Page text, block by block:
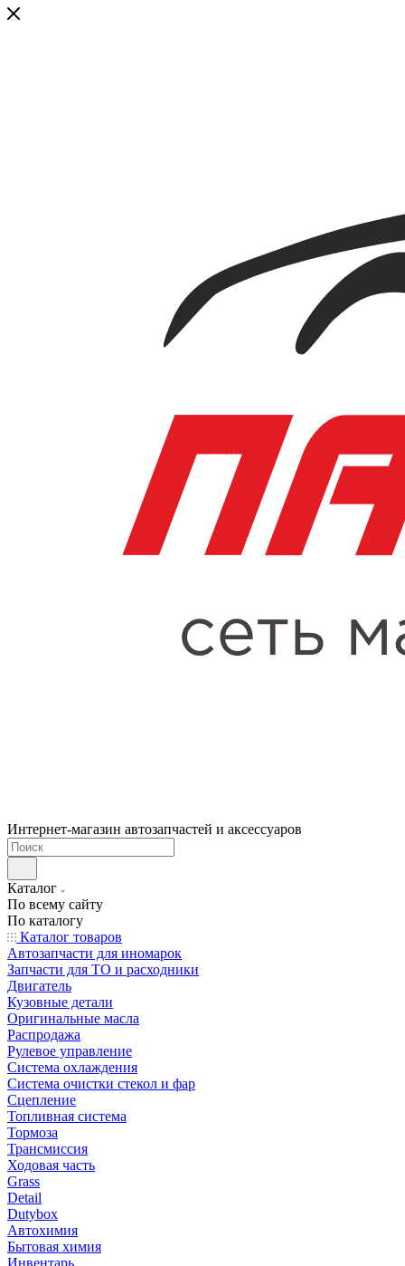
Интернет-магазин автозапчастей и аксессуаров
Каталог
По всему сайту
По каталогу
Каталог товаров
Автозапчасти для иномарок
Запчасти для ТО и расходники
Двигатель
Кузовные детали
Оригинальные масла
Распродажа
Рулевое управление
Система охлаждения
Система очистки стекол и фар
Сцепление
Топливная система
Тормоза
Трансмиссия
Ходовая часть
Grass
Detail
Dutybox
Автохимия
Бытовая химия
Инвентарь